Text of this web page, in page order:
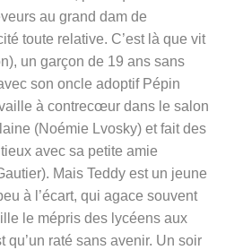
au grand dam de
toute relative. C’est là que vit
un garçon de 19 ans sans
son oncle adoptif Pépin
à contrecœur dans le salon
(Noémie Lvosky) et fait des
avec sa petite amie
Mais Teddy est un jeune
à l’écart, qui agace souvent
le mépris des lycéens aux
qu’un raté sans avenir. Un soir